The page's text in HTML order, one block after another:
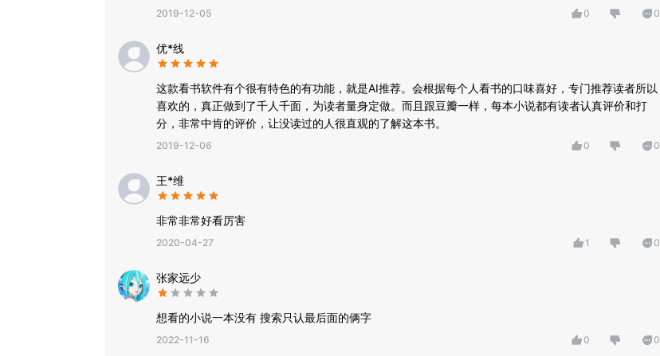
2019-12-05 0 0
优*线
这款看书软件有个很有特色的有功能，就是AI推荐。会根据每个人看书的口味喜好，专门推荐读者所以
喜欢的，真正做到了千人千面，为读者量身定做。而且跟豆瓣一样，每本小说都有读者认真评价和打
分，非常中肯的评价，让没读过的人很直观的了解这本书。
2019-12-06 0 0
王*维
非常非常好看厉害
2020-04-27 1 0
张家远少
想看的小说一本没有 搜索只认最后面的俩字
2022-11-16 0 0